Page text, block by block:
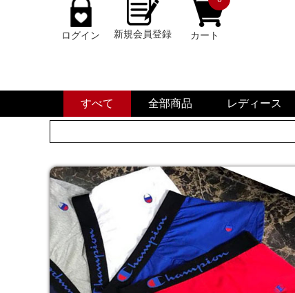
ログイン 新規会員登録 カート
すべて 全部商品 レディース